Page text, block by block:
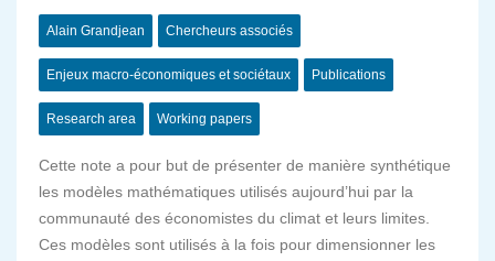
Alain Grandjean Chercheurs associés
Enjeux macro-économiques et sociétaux Publications
Research area Working papers
Cette note a pour but de présenter de manière synthétique
les modèles mathématiques utilisés aujourd’hui par la
communauté des économistes du climat et leurs limites.
Ces modèles sont utilisés à la fois pour dimensionner les